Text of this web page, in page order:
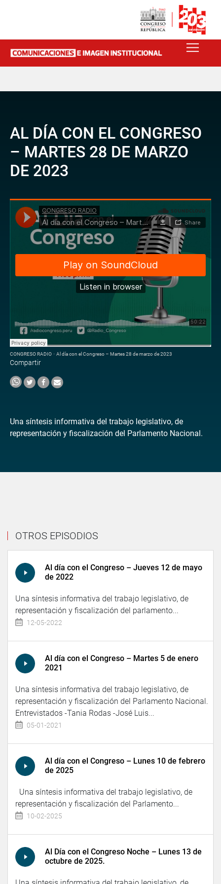
AL DÍA CON EL CONGRESO
– MARTES 28 DE MARZO
DE 2023
CONGRESO RADIO · Al día con el Congreso – Martes 28 de marzo de 2023
Compartir
Una síntesis informativa del trabajo legislativo, de
representación y fiscalización del Parlamento Nacional.
OTROS EPISODIOS
Al día con el Congreso – Jueves 12 de mayo
de 2022
Una síntesis informativa del trabajo legislativo, de
representación y fiscalización del parlamento...
12-05-2022
Al día con el Congreso – Martes 5 de enero
2021
Una síntesis informativa del trabajo legislativo, de
representación y fiscalización del Parlamento Nacional.
Entrevistados -Tania Rodas -José Luis...
05-01-2021
Al día con el Congreso – Lunes 10 de febrero
de 2025
Una síntesis informativa del trabajo legislativo, de
representación y fiscalización del Parlamento...
10-02-2025
Al Día con el Congreso Noche – Lunes 13 de
octubre de 2025.